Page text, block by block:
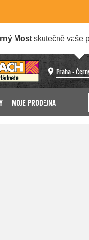
Most skutečně vaše
Praha -
MOJE PRODEJNA